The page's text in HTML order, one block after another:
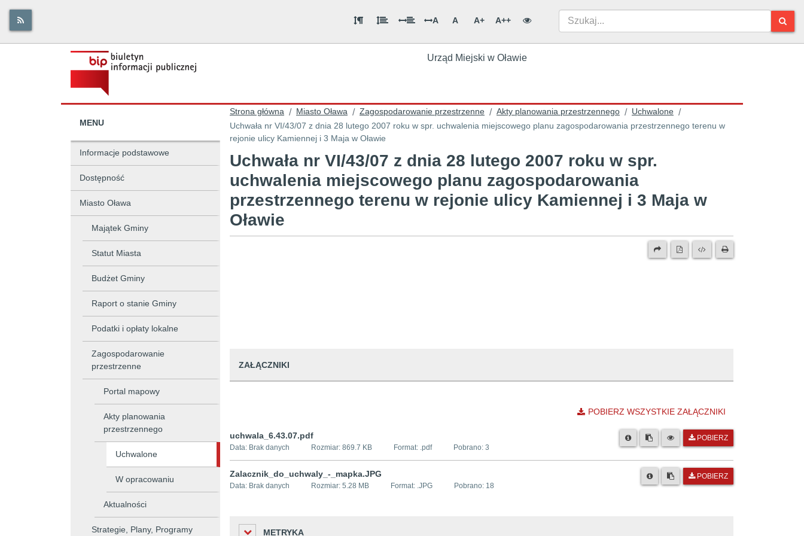
A A A+ A++
Urząd Miejski w Oławie
MENU
Informacje podstawowe
Dostępność
Miasto Oława
Majątek Gminy
Statut Miasta
Budżet Gminy
Raport o stanie Gminy
Podatki i opłaty lokalne
Zagospodarowanie
przestrzenne
Portal mapowy
Akty planowania
przestrzennego
Uchwalone
W opracowaniu
Aktualności
Strategie, Plany, Programy
Strona główna / Miasto Oława / Zagospodarowanie przestrzenne / Akty planowania przestrzennego / Uchwalone /
Uchwała nr VI/43/07 z dnia 28 lutego 2007 roku w spr. uchwalenia miejscowego planu zagospodarowania przestrzennego terenu w
rejonie ulicy Kamiennej i 3 Maja w Oławie
Uchwała nr VI/43/07 z dnia 28 lutego 2007 roku w spr.
uchwalenia miejscowego planu zagospodarowania
przestrzennego terenu w rejonie ulicy Kamiennej i 3 Maja w
Oławie
ZAŁĄCZNIKI
POBIERZ WSZYSTKIE ZAŁĄCZNIKI
uchwala_6.43.07.pdf
Data: Brak danych Rozmiar: 869.7 KB Format: .pdf Pobrano: 3
POBIERZ
Zalacznik_do_uchwaly_-_mapka.JPG
Data: Brak danych Rozmiar: 5.28 MB Format: .JPG Pobrano: 18
POBIERZ
METRYKA